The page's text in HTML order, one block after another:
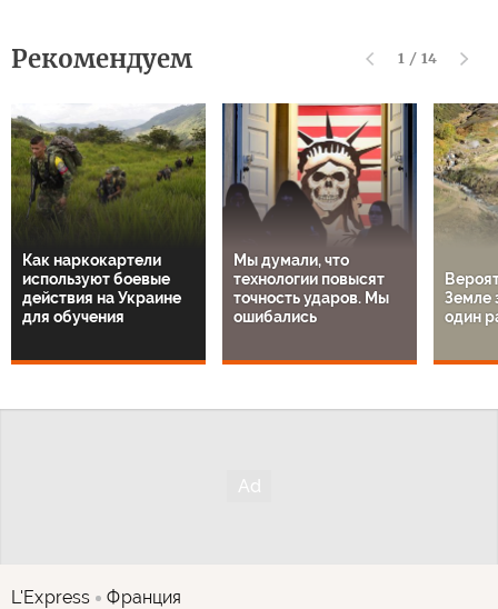
Рекомендуем 1 / 14
Как наркокартели
используют боевые
действия на Украине
для обучения
Мы думали, что
технологии повысят
точность ударов. Мы
ошибались
Земле
один
L'Express Франция